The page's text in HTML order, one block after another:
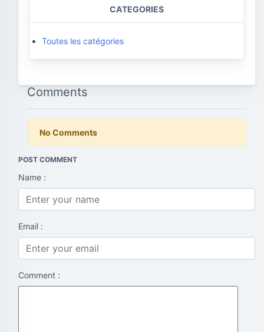
CATEGORIES
Toutes les catégories
Comments
No Comments
POST COMMENT
Name :
Email :
Comment :